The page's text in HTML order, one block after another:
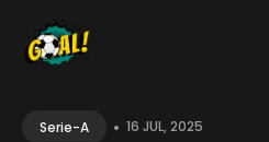
forSerie-A • 16 JUL, 2025